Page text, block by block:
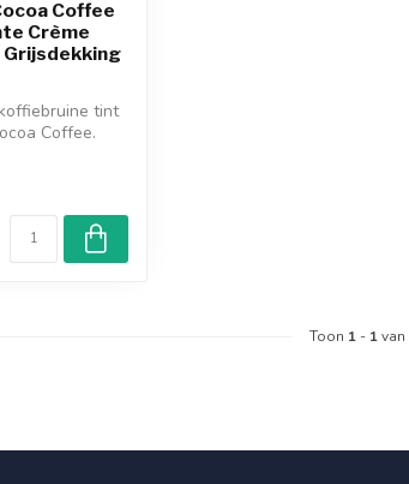
Coffee
Crème
Grijsdekking
tint
Coffee.
Toon 1 - 1van